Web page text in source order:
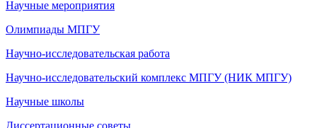
Научные мероприятия
Олимпиады МПГУ
Научно-исследовательская работа
Научно-исследовательский комплекс МПГУ (НИК МПГУ)
Научные школы
Диссертационные советы